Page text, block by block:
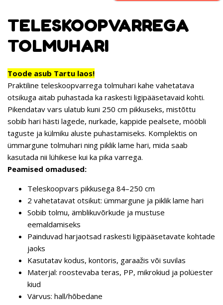
TELESKOOPVARREGA
TOLMUHARI
Toode asub Tartu laos!
Praktiline teleskoopvarrega tolmuhari kahe vahetatava
otsikuga aitab puhastada ka raskesti ligipääsetavaid kohti.
Pikendatav vars ulatub kuni 250 cm pikkuseks, mistõttu
sobib hari hästi lagede, nurkade, kappide pealsete, mööbli
taguste ja külmiku aluste puhastamiseks. Komplektis on
ümmargune tolmuhari ning piklik lame hari, mida saab
kasutada nii lühikese kui ka pika varrega.
Peamised omadused:
Teleskoopvars pikkusega 84–250 cm
2 vahetatavat otsikut: ümmargune ja piklik lame hari
Sobib tolmu, ämblikuvõrkude ja mustuse
eemaldamiseks
Painduvad harjaotsad raskesti ligipääsetavate kohtade
jaoks
Kasutatav kodus, kontoris, garaažis või suvilas
Materjal: roostevaba teras, PP, mikrokiud ja polüester
kiud
Värvus: hall/hõbedane